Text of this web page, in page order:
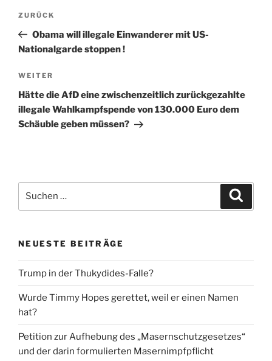
Beitragsnavigation
Vorheriger
Beitrag
ZURÜCK
Obama will illegale Einwanderer mit US-
Nationalgarde stoppen !
Nächster
Beitrag
WEITER
Hätte die AfD eine zwischenzeitlich zurückgezahlte
illegale Wahlkampfspende von 130.000 Euro dem
Schäuble geben müssen?
nach:
NEUESTE BEITRÄGE
Trump in der Thukydides-Falle?
Wurde Timmy Hopes gerettet, weil er einen Namen
hat?
Petition zur Aufhebung des „Masernschutzgesetzes“
und der darin formulierten Masernimpfpflicht